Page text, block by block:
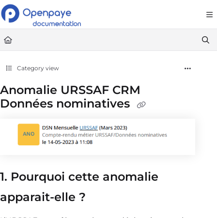
Documentation Index
Fetch the complete documentation index at: https://
Use this file to discover all available pages before exploring further.
Category view
Anomalie URSSAF CRM
Données nominatives
1. Pourquoi cette anomalie
apparait-elle ?